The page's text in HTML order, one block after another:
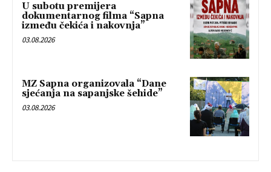
U subotu premijera
dokumentarnog filma “Sapna
između čekića i nakovnja”
03.08.2026
MZ Sapna organizovala “Dane
sjećanja na sapanjske šehide”
03.08.2026